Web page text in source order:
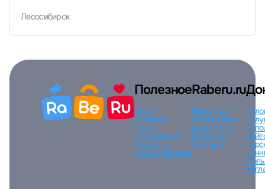
Лесосибирск
Полезное
Поиск
вакансий
Поиск
сотрудников
Тарифы и
оплата Помощь
Raberu.ru
Новости и
статьи Наши
вакансииО
компании
Контакты